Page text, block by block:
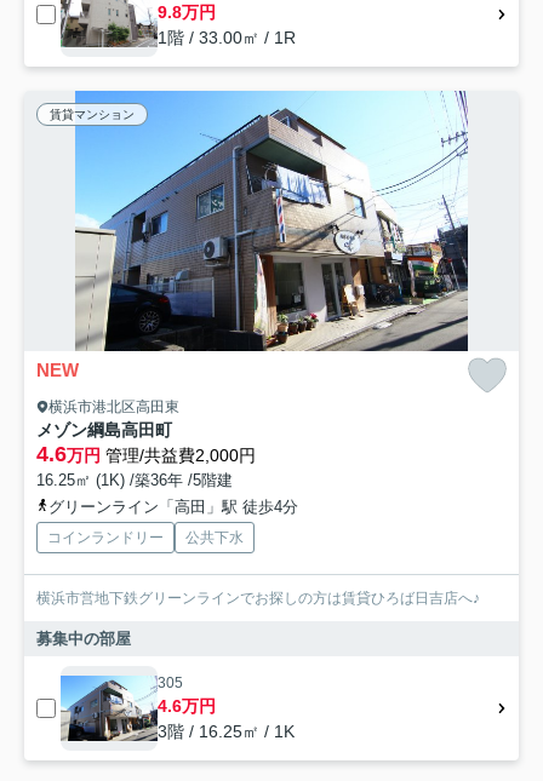
9.8万円
1階 / 33.00㎡ / 1R
賃貸マンション
NEW
横浜市港北区高田東
メゾン綱島高田町
4.6万円 管理/共益費2,000円
16.25㎡ (1K) /築36年 /5階建
グリーンライン「高田」駅 徒歩4分
コインランドリー 公共下水
横浜市営地下鉄グリーンラインでお探しの方は賃貸ひろば日吉店へ♪
募集中の部屋
305
4.6万円
3階 / 16.25㎡ / 1K